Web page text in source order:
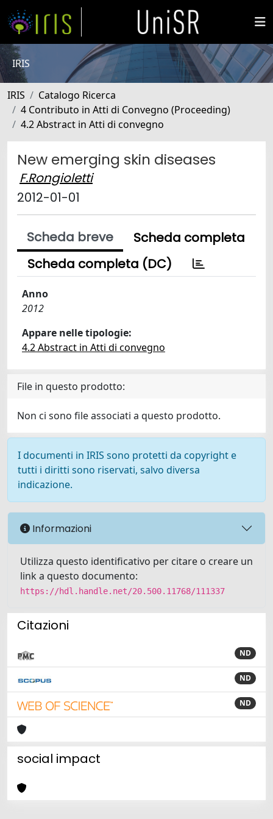
IRIS
IRIS
Catalogo Ricerca
4 Contributo in Atti di Convegno (Proceeding)
4.2 Abstract in Atti di convegno
New emerging skin diseases
F.Rongioletti
2012-01-01
Scheda breve
Scheda completa
Scheda completa (DC)
Anno
2012
Appare nelle tipologie:
4.2 Abstract in Atti di convegno
File in questo prodotto:
Non ci sono file associati a questo prodotto.
I documenti in IRIS sono protetti da copyright e
tutti i diritti sono riservati, salvo diversa
indicazione.
Informazioni
Utilizza questo identificativo per citare o creare un
link a questo documento:
https://hdl.handle.net/20.500.11768/111337
Citazioni
ND
ND
ND
social impact